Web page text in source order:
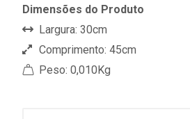
Dimensões do Produto
Largura: 30cm
Comprimento: 45cm
Peso: 0,010Kg